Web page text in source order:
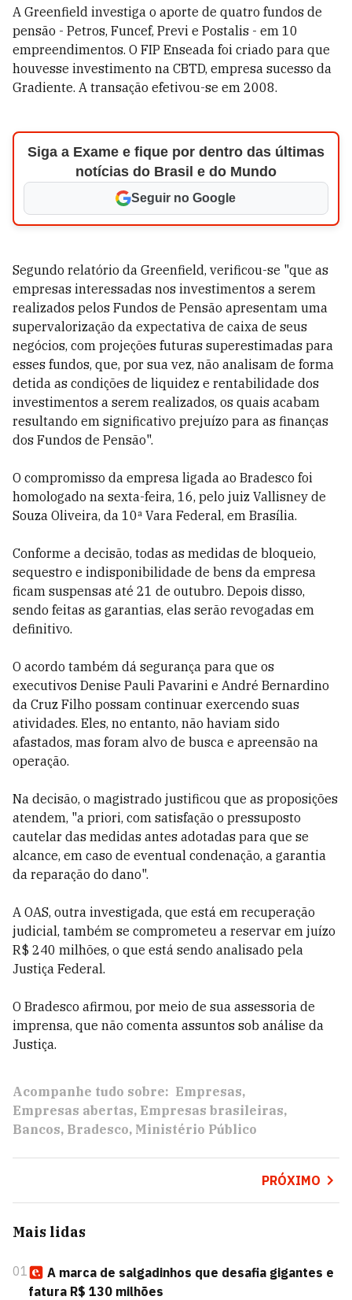
A Greenfield investiga o aporte de quatro fundos de
pensão - Petros, Funcef, Previ e Postalis - em 10
empreendimentos. O FIP Enseada foi criado para que
houvesse investimento na CBTD, empresa sucesso da
Gradiente. A transação efetivou-se em 2008.
Siga a Exame e fique por dentro das últimas
notícias do Brasil e do Mundo
Seguir no Google
Segundo relatório da Greenfield, verificou-se "que as
empresas interessadas nos investimentos a serem
realizados pelos Fundos de Pensão apresentam uma
supervalorização da expectativa de caixa de seus
negócios, com projeções futuras superestimadas para
esses fundos, que, por sua vez, não analisam de forma
detida as condições de liquidez e rentabilidade dos
investimentos a serem realizados, os quais acabam
resultando em significativo prejuízo para as finanças
dos Fundos de Pensão".
O compromisso da empresa ligada ao Bradesco foi
homologado na sexta-feira, 16, pelo juiz Vallisney de
Souza Oliveira, da 10ª Vara Federal, em Brasília.
Conforme a decisão, todas as medidas de bloqueio,
sequestro e indisponibilidade de bens da empresa
ficam suspensas até 21 de outubro. Depois disso,
sendo feitas as garantias, elas serão revogadas em
definitivo.
O acordo também dá segurança para que os
executivos Denise Pauli Pavarini e André Bernardino
da Cruz Filho possam continuar exercendo suas
atividades. Eles, no entanto, não haviam sido
afastados, mas foram alvo de busca e apreensão na
operação.
Na decisão, o magistrado justificou que as proposições
atendem, "a priori, com satisfação o pressuposto
cautelar das medidas antes adotadas para que se
alcance, em caso de eventual condenação, a garantia
da reparação do dano".
A OAS, outra investigada, que está em recuperação
judicial, também se comprometeu a reservar em juízo
R$ 240 milhões, o que está sendo analisado pela
Justiça Federal.
O Bradesco afirmou, por meio de sua assessoria de
imprensa, que não comenta assuntos sob análise da
Justiça.
Acompanhe tudo sobre: Empresas
Empresas abertas Empresas brasileiras
Bancos Bradesco Ministério Público
PRÓXIMO
Mais lidas
01
A marca de salgadinhos que desafia gigantes e
fatura R$ 130 milhões